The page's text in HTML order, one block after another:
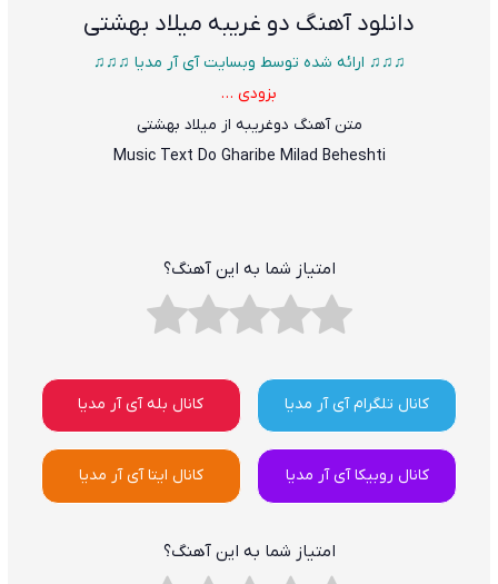
دانلود آهنگ دو غریبه میلاد بهشتی
♫♫♫ ارائه شده توسط وبسایت آی آر مدیا ♫♫♫
بزودی …
متن آهنگ دوغریبه از میلاد بهشتی
Music Text Do Gharibe Milad Beheshti
امتیاز شما به این آهنگ؟
کانال تلگرام آی آر مدیا کانال بله آی آر مدیا
کانال روبیکا آی آر مدیا کانال ایتا آی آر مدیا
امتیاز شما به این آهنگ؟